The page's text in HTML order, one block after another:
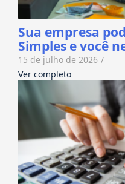
Sua empresa
Simples e você
15 de julho de 2026 /
Ver completo